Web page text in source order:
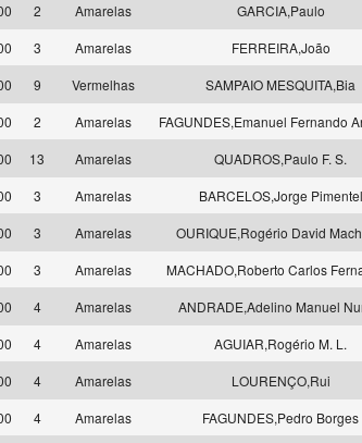
2 Amarelas GARCIA,Paulo
3 Amarelas FERREIRA,João
9 Vermelhas SAMPAIO MESQUITA,Bia
2 Amarelas FAGUNDES,Emanuel Fernando
13 Amarelas QUADROS,Paulo F. S.
3 Amarelas BARCELOS,Jorge Pimentel
3 Amarelas OURIQUE,Rogério David
3 Amarelas MACHADO,Roberto Carlos
4 Amarelas ANDRADE,Adelino Manuel
4 Amarelas AGUIAR,Rogério M. L.
4 Amarelas LOURENÇO,Rui
4 Amarelas FAGUNDES,Pedro Borges